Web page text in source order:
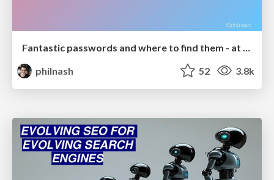
philnash
52 3.8k